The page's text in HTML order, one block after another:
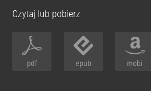
Czytaj lub pobierz
pdf epub mobi